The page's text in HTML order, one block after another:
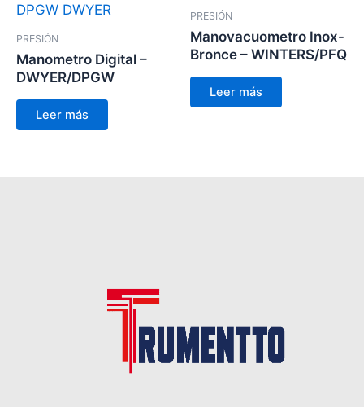
PRESIÓN
Manometro Digital –
DWYER/DPGW
Leer más
PRESIÓN
Manovacuometro Inox-
Bronce – WINTERS/PFQ
Leer más